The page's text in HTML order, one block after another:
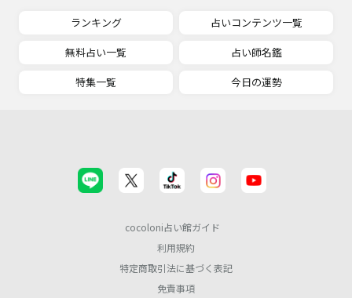
ランキング
占いコンテンツ一覧
無料占い一覧
占い師名鑑
特集一覧
今日の運勢
cocoloni占い館ガイド
利用規約
特定商取引法に基づく表記
免責事項